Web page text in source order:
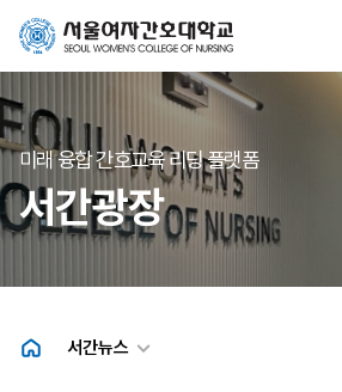
미래 융합 간호교육 리딩 플랫폼
서간광장
서간뉴스